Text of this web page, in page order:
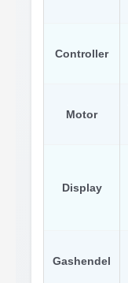
Controller
Motor
Display
Gashendel